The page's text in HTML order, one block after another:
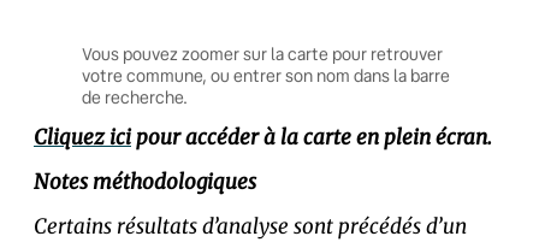
Vous pouvez zoomer sur la carte pour retrouver
votre commune, ou entrer son nom dans la barre
de recherche.
Cliquez icipour accéder à la carte en plein écran.
Notes méthodologiques
Certains résultats d’analyse sont précédés d’un